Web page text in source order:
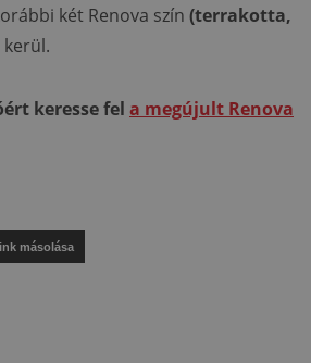
két Renova szín (terrakotta,
kerül.
keresse fel a megújult Renova
másolása